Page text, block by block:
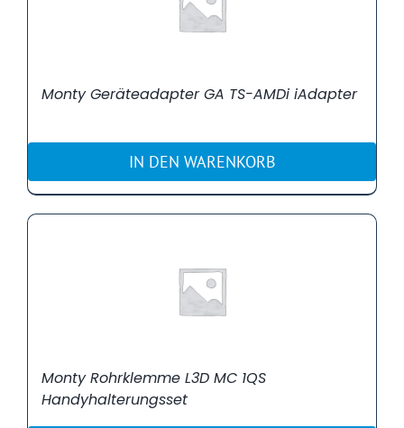
Monty Geräteadapter GA TS-AMDi iAdapter
IN DEN WARENKORB
Monty Rohrklemme L3D MC 1QS
Handyhalterungsset